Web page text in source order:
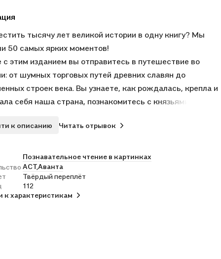
тысячу лет великой истории в одну книгу? Мы
50 самых ярких моментов!
с этим изданием вы отправитесь в путешествие во
от шумных торговых путей древних славян до
строек века. Вы узнаете, как рождалась, крепла и
себя наша страна, познакомитесь с князьями,
Россия. Каждый разворот — это новая эпоха,
школьного возраста.
к описанию Читать отрывок
Познавательное чтение в картинках
АСТ,Аванта
Твёрдый переплёт
112
к характеристикам